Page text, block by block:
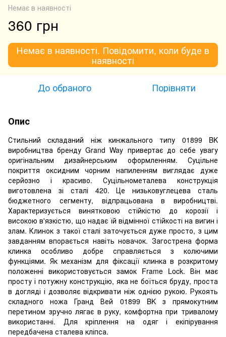
Немає в наявності
360 грн
Немає в наявності. Повідомити, коли буде в
наявності
До обраного Порівняти
Опис
Стильний складаний ніж кинжального типу 01899 BK
виробництва бренду Grand Way привертає до себе увагу
оригінальним дизайнерським оформленням. Суцільне
покриття оксидним чорним напиленням виглядає дуже
серйозно і красиво. Суцільнометалева конструкція
виготовлена ​​зі сталі 420. Це низьковуглецева сталь
бюджетного сегменту, відпрацьована в виробництві.
Характеризується винятковою стійкістю до корозії і
високою в'язкістю, що надає їй відмінної стійкості на вигин і
злам. Клинок з такої сталі заточується дуже просто, з цим
завданням впорається навіть новачок. Загострена форма
клинка особливо добре справляється з колючими
функціями. Як механізм для фіксації клинка в розкритому
положенні використовується замок Frame Lock. Він має
просту і потужну конструкцію, яка не боїться бруду, проста
в догляді і дозволяє відкривати ніж однією рукою. Рукоять
складного ножа Гранд Вей 01899 BK з прямокутним
перетином зручно лягає в руку, комфортна при тривалому
використанні. Для кріплення на одяг і екіпірування
передбачена сталева кліпса.